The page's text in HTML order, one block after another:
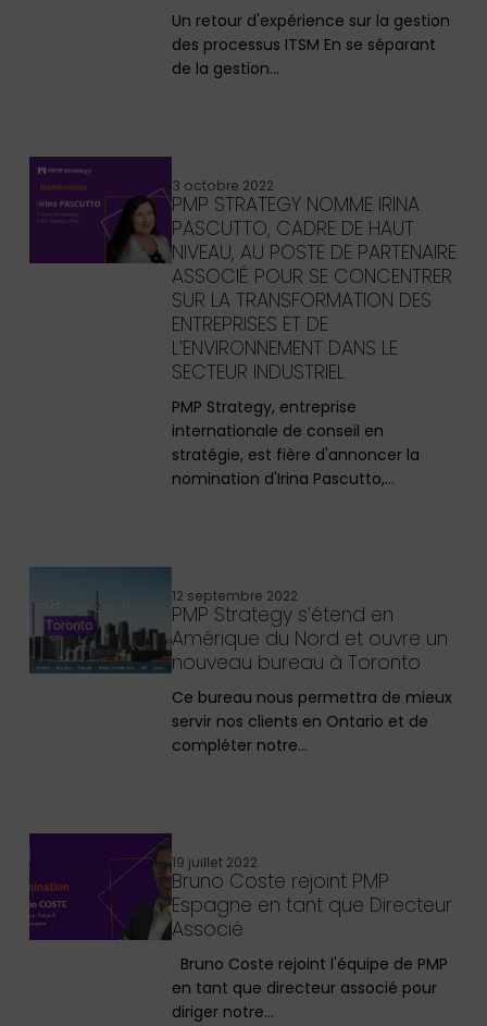
Un retour d'expérience sur la gestion
des processus ITSM En se séparant
de la gestion…
3 octobre 2022
PMP STRATEGY NOMME IRINA
PASCUTTO, CADRE DE HAUT
NIVEAU, AU POSTE DE PARTENAIRE
ASSOCIÉ POUR SE CONCENTRER
SUR LA TRANSFORMATION DES
ENTREPRISES ET DE
L’ENVIRONNEMENT DANS LE
SECTEUR INDUSTRIEL
PMP Strategy, entreprise
internationale de conseil en
stratégie, est fière d'annoncer la
nomination d'Irina Pascutto,…
12 septembre 2022
PMP Strategy s’étend en
Amérique du Nord et ouvre un
nouveau bureau à Toronto
Ce bureau nous permettra de mieux
servir nos clients en Ontario et de
compléter notre…
19 juillet 2022
Bruno Coste rejoint PMP
Espagne en tant que Directeur
Associé
Bruno Coste rejoint l'équipe de PMP
en tant que directeur associé pour
diriger notre…